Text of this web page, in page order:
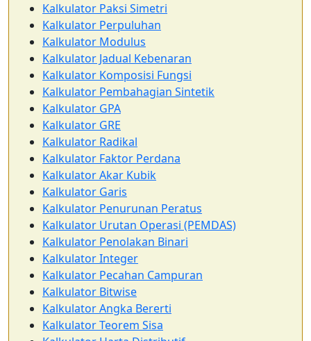
Kalkulator Paksi Simetri
Kalkulator Perpuluhan
Kalkulator Modulus
Kalkulator Jadual Kebenaran
Kalkulator Komposisi Fungsi
Kalkulator Pembahagian Sintetik
Kalkulator GPA
Kalkulator GRE
Kalkulator Radikal
Kalkulator Faktor Perdana
Kalkulator Akar Kubik
Kalkulator Garis
Kalkulator Penurunan Peratus
Kalkulator Urutan Operasi (PEMDAS)
Kalkulator Penolakan Binari
Kalkulator Integer
Kalkulator Pecahan Campuran
Kalkulator Bitwise
Kalkulator Angka Bererti
Kalkulator Teorem Sisa